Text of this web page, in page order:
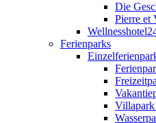
Die
Pierre et
Ferienparks
Villapark